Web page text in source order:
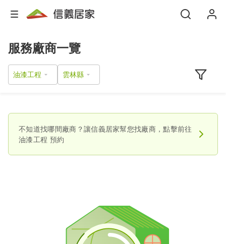
服務廠商一覽
油漆工程
不知道找哪間廠商？讓信義居家幫您找廠商，點擊前往
油漆工程 預約